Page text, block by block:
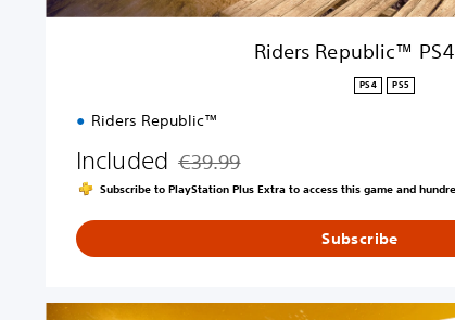
S
Riders Republic™
PS4 PS5
Riders Republic™
Included Discounted from original price of €39.99
€39.99
Subscribe to PlayStation Plus Extra to access this game and
Subscribe